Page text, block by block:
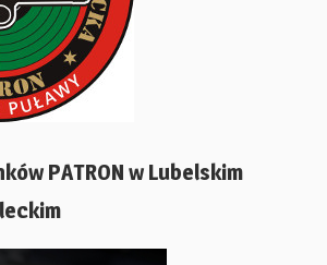
PATRON w Lubelskim